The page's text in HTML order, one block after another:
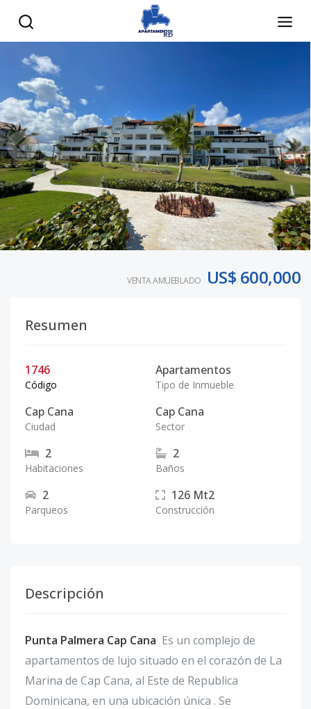
VENTA AMUEBLADO US$ 600,000
Resumen
1746
Código
Apartamentos
Tipo de Inmueble
Cap Cana
Ciudad
Cap Cana
Sector
2
Habitaciones
2
Baños
2
Parqueos
126 Mt2
Construcción
Descripción
Punta Palmera Cap Cana Es un complejo de
apartamentos de lujo situado en el corazón de La
Marina de Cap Cana, al Este de Republica
Dominicana, en una ubicación única . Se